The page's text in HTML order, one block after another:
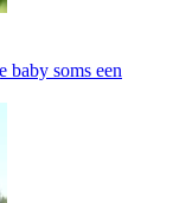
baby soms een